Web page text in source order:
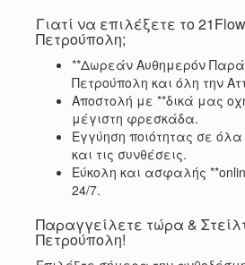
Γιατί να επιλέξετε το
Πετρούπολη;
**Δωρεάν Αυθημερόν
Πετρούπολη και όλη την
Αποστολή με **δικά μας
μέγιστη φρεσκάδα.
Εγγύηση ποιότητας σε
και τις συνθέσεις.
Εύκολη και ασφαλής
24/7.
Παραγγείλετε τώρα &
Πετρούπολη!